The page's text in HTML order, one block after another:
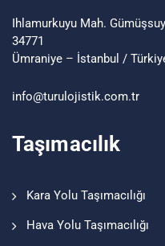
Ihlamurkuyu Mah.
34771
Ümraniye – İstanbul /
info@turu lojistik.com.tr
Taşımacılık
Kara Yolu Taşımacılığı
Hava Yolu Taşımacılığı